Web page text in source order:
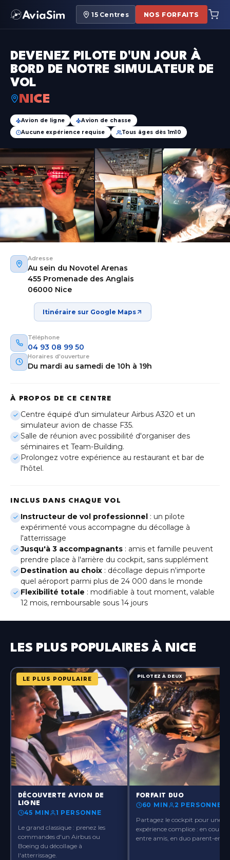
15Centres NOS FORFAITS
Aix-en-Provence
Bordeaux
Nouvelle-Aquitaine
Genève
(Gaillard)
Lille
Hauts-de-France
Lyon
Auvergne-Rhône-Alpes
Metz
Grand Est
Montpellier
Occitanie
Île-de-France
Paris-Orly
Île-de-France
Paris-Ouest
Île-de-France
Paris-Roissy
Île-de-France
Pau
Nouvelle-Aquitaine
Bretagne
Toulouse
DEVENEZ PILOTE D'UN JOUR À
BORD DE NOTRE SIMULATEUR DE
VOL
NICE
Avion de ligne
Avion de chasse
Aucune expérience requise
Tous âges dès 1m10
Adresse
Au sein du Novotel Arenas
455 Promenade des Anglais
06000 Nice
Itinéraire sur Google Maps
Téléphone
04 93 08 99 50
Horaires d'ouverture
Du mardi au samedi de 10h à 19h
À PROPOS DE CE CENTRE
Centre équipé d'un simulateur Airbus A320 et un
simulateur avion de chasse F35.
Salle de réunion avec possibilité d'organiser des
séminaires et Team-Building.
Prolongez votre expérience au restaurant et bar de
l'hôtel.
INCLUS DANS CHAQUE VOL
Instructeur de vol professionnel : un pilote
expérimenté vous accompagne du décollage à
l'atterrissage
Jusqu'à 3 accompagnants : amis et famille peuvent
prendre place à l'arrière du cockpit, sans supplément
Destination au choix : décollage depuis n'importe
quel aéroport parmi plus de 24 000 dans le monde
Flexibilité totale : modifiable à tout moment, valable
12 mois, remboursable sous 14 jours
LES PLUS POPULAIRES À NICE
LE PLUS POPULAIRE
?>
DÉCOUVERTE AVION DE
LIGNE
45 MIN
1 PERSONNE
Le grand classique : prenez les
commandes d'un Airbus ou
Boeing du décollage à
l'atterrissage.
PILOTEZ À DEUX
?>
FORFAIT DUO
60 MIN
2 PERSONNES
Partagez le cockpit pour une
expérience complice : en couple,
entre amis, en duo parent-